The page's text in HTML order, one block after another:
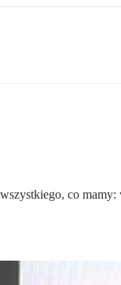
co